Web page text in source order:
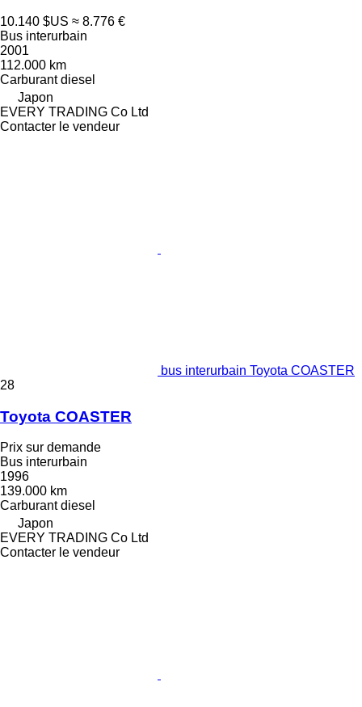
10.140 $US ≈ 8.776 €
Bus interurbain
2001
112.000 km
Carburant diesel
Japon
EVERY TRADING Co Ltd
Contacter le vendeur
bus interurbain Toyota COASTER
28
Toyota COASTER
Prix sur demande
Bus interurbain
1996
139.000 km
Carburant diesel
Japon
EVERY TRADING Co Ltd
Contacter le vendeur